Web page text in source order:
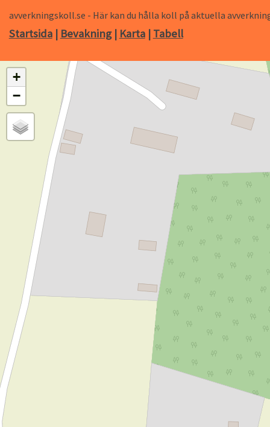
avverkningskoll.se - Här kan du hålla koll på aktuella
Startsida| Bevakning| Karta| Tabell
+
−